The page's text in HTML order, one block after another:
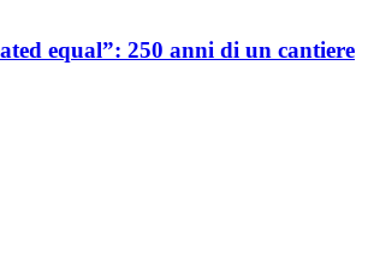
equal”: 250 anni di un cantiere